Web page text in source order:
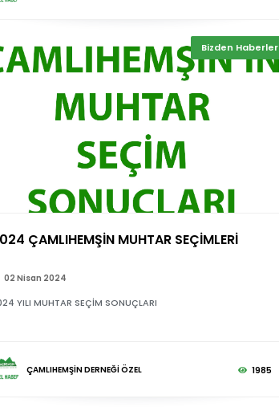
Bizden Haberler
ÇAMLIHEMŞİN MUHTAR SEÇİMLERİ
02 Nisan 2024
YILI MUHTAR SEÇİM SONUÇLARI
ÇAMLIHEMŞİN DERNEĞİ ÖZEL 1985